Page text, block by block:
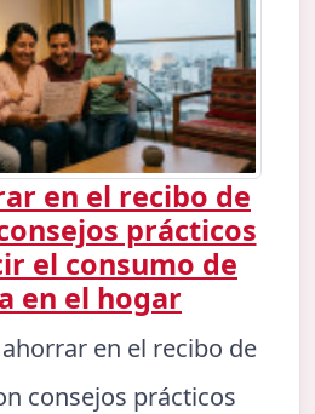
en el recibo de
prácticos
el consumo de
en el hogar
en el recibo de
consejos prácticos